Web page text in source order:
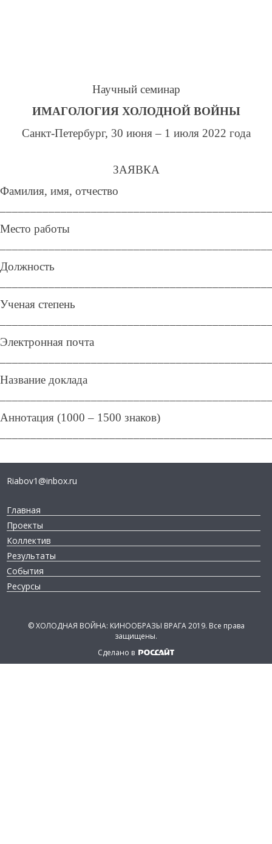
Научный семинар
ИМАГОЛОГИЯ ХОЛОДНОЙ ВОЙНЫ
Санкт-Петербург, 30 июня – 1 июля 2022 года
ЗАЯВКА
Фамилия, имя, отчество
Место работы
Должность
Ученая степень
Электронная почта
Название доклада
Аннотация (1000 – 1500 знаков)
Riabov1@inbox.ru
Главная
Проекты
Коллектив
Результаты
События
Ресурсы
©ХОЛОДНАЯ ВОЙНА: КИНООБРАЗЫ ВРАГА 2019. Все права
защищены.
Сделано в